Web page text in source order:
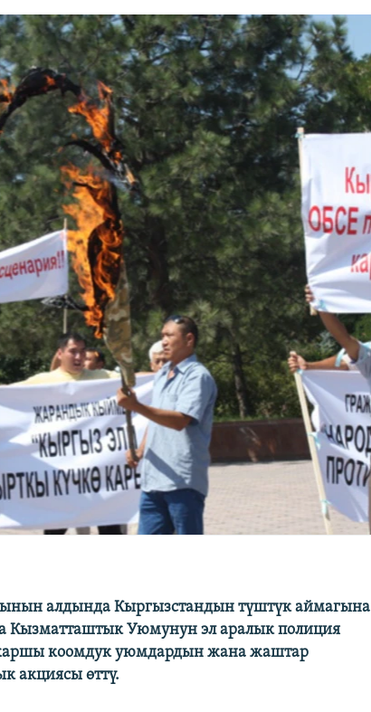
алдында Кыргызстандын түштүк аймагына
Кызматташтык Уюмунун эл аралык полиция
коомдук уюмдардын жана жаштар
акциясы өттү.